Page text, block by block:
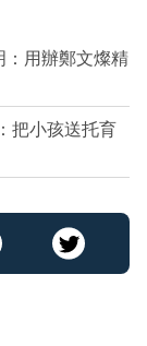
用辦鄭文燦精
把小孩送托育